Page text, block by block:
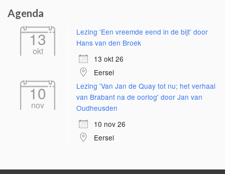
Agenda
13
okt
Lezing 'Een vreemde eend in de bijt' door
Hans van den Broek
13 okt 26
Eersel
10
nov
Lezing 'Van Jan de Quay tot nu; het verhaal
van Brabant na de oorlog' door Jan van
Oudheusden
10 nov 26
Eersel